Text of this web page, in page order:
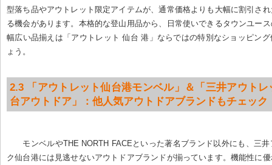
型落ち品やアウトレット限定アイテムが、通常価格よりも大幅に割引さ
る機会があります。本格的な登山用品から、日常使いできるタウンユー
幅広い品揃えは「アウトレット 仙台 港」ならではの特別なショッピン
ょう。
2.3 「アウトレット仙台港モンベル」＆「三井アウトレ
台アウトドア」：他人気アウトドアブランドもチェック
モンベルやTHE NORTH FACEといった著名ブランド以外にも、三
ク仙台港には見逃せないアウトドアブランドが揃っています。機能性に